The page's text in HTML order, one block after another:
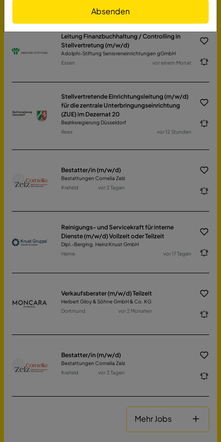
Leitung Finanzbuchhaltung / Controlling in
Stellvertretung (m/w/d)
Adolphi-Stiftung Senioreneinrichtungen gGmbH
Essen
vor einem Monat
Stellvertretende Einrichtungsleitung (m/w/d)
für die zentrale Unterbringungseinrichtung
(ZUE) im Dezernat 20
Bezirksregierung Düsseldorf
Rees
vor 12 Stunden
Bestatter/in (m/w/d)
Bestattungen Cornelia Zelz
Krefeld
vor 2 Tagen
Reinigungs- und Servicekraft für interne
Dienste (m/w/d) Vollzeit oder Teilzeit
Dipl.-Berging. Heinz Knust GmbH
Herne
vor 17 Tagen
Verkaufsberater (m/w/d) Teilzeit
Herbert Giloy & Söhne GmbH & Co. KG
Dortmund
vor 2 Monaten
Bestatter/in (m/w/d)
Bestattungen Cornelia Zelz
Krefeld
vor 3 Tagen
Mehr Jobs
Absenden